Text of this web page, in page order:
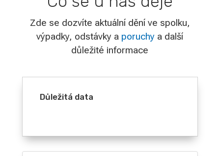
Zde se dozvíte aktuální dění ve spolku,
výpadky, odstávky a poruchy a další
důležité informace
Důležitá data